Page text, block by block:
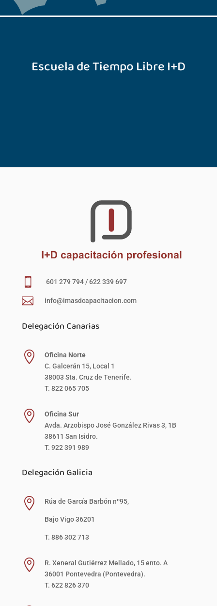
Escuela de Tiempo Libre I+D
 601 279 794 / 622 339 697
 info@imasdcapacitacion.com
Delegación Canarias

Oficina Norte
C. Galcerán 15, Local 1
38003 Sta. Cruz de Tenerife.
T. 822 065 705

Oficina Sur
Avda. Arzobispo José González Rivas 3, 1B
38611 San Isidro.
T. 922 391 989
Delegación Galicia
 Rúa de García Barbón nº95,
Bajo Vigo 36201
T. 886 302 713

R. Xeneral Gutiérrez Mellado, 15 ento. A
36001 Pontevedra (Pontevedra).
T. 622 826 370